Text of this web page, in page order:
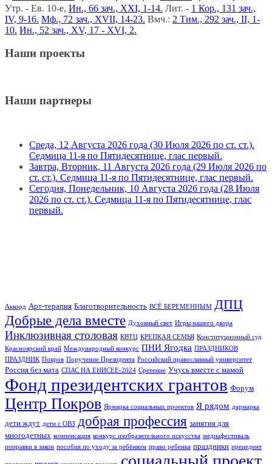
Утр. - Ев. 10-е, Ин., 66 зач., XXI, 1-14. Лит. - 1 Кор., 131 зач.,
IV, 9-16. Мф., 72 зач., XVII, 14-23. Вмч.: 2 Тим., 292 зач., II, 1-
10. Ин., 52 зач., XV, 17 - XVI, 2.
Наши проекты
Наши партнеры
Среда, 12 Августа 2026 года (30 Июля 2026 по ст. ст.).
Седмица 11-я по Пятидесятнице, глас первый.
Завтра, Вторник, 11 Августа 2026 года (29 Июля 2026 по
ст. ст.). Седмица 11-я по Пятидесятнице, глас первый.
Сегодня, Понедельник, 10 Августа 2026 года (28 Июля
2026 по ст. ст.). Седмица 11-я по Пятидесятнице, глас
первый.
Аккорд Арт-терапия Благотворительность ВСЁ БЕРЕМЕННЫМ ДПЦ
Добрые дела вместе Духовный свет Игры нашего двора
Инклюзивная столовая КВТЦ КРЕПКАЯ СЕМЬЯ Конституционный суд
Красноярский край Международный конкурс ПНИ Ягодка ПРАЗДНИКОВ
ПРАЗДНИК Покров Поручение Президента Российский православный университет
Россия без мата СПАС НА ЕНИСЕЕ-2024 Сретение Учусь вместе с мамой
Фонд президентских грантов Форум
Центр Покров Ярмарка социальных проектов Я рядом дармарка
дети ждут дети с ОВЗ добрая профессия занятия для
многодетных компенсация конкурс изобразительного искусства медиафестиваль
поправки в закон пособия по уходу за ребёнком право ребенка праздники прецедент